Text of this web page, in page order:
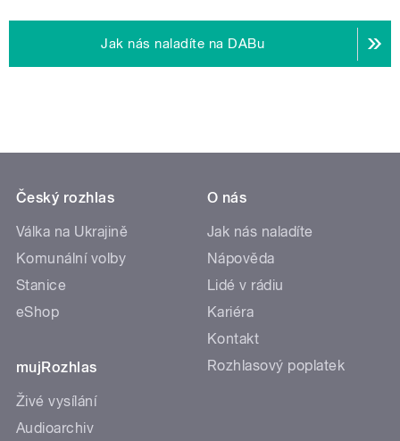
Jak nás naladíte na DABu
Český rozhlas
Válka na Ukrajině
Komunální volby
Stanice
eShop
mujRozhlas
Živé vysílání
Audioarchiv
O nás
Jak nás naladíte
Nápověda
Lidé v rádiu
Kariéra
Kontakt
Rozhlasový poplatek